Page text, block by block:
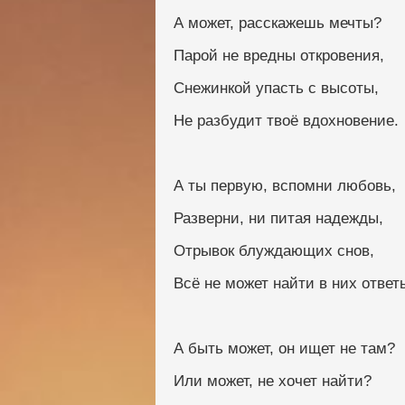
А может, расскажешь мечты?
Парой не вредны откровения,
Снежинкой упасть с высоты,
Не разбудит твоё вдохновение.
А ты первую, вспомни любовь,
Разверни, ни питая надежды,
Отрывок блуждающих снов,
Всё не может найти в них
А быть может, он ищет не там?
Или может, не хочет найти?